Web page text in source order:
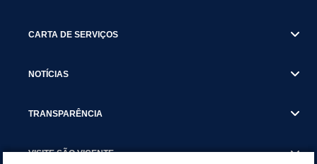
CARTA DE SERVIÇOS
NOTÍCIAS
TRANSPARÊNCIA
VISITE SÃO VICENTE